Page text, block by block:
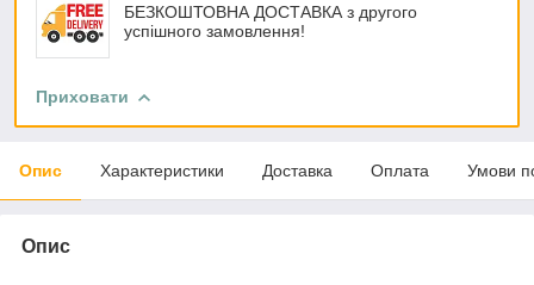
БЕЗКОШТОВНА ДОСТАВКА з другого
успішного замовлення!
Приховати
Опис Характеристики Доставка Оплата Умови
Опис